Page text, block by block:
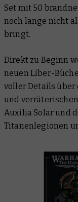
Set mit 50
noch lange nicht
bringt.
Direkt zu Beginn
neuen Liber-
voller Details
und
Auxilia Solar und
Titanenlegionen